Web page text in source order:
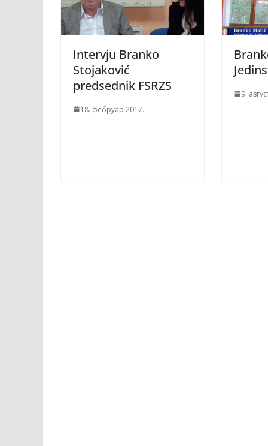
Intervju Branko
Stojaković
predsednik FSRZS
18. фебруар 2017.
9.